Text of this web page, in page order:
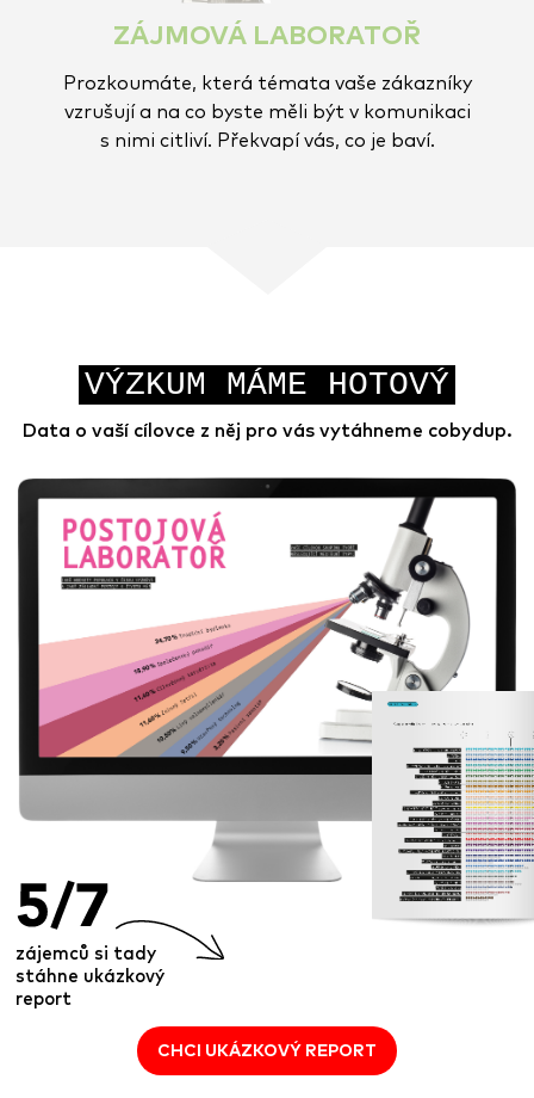
ZÁJMOVÁ LABORATOŘ
Prozkoumáte, která témata vaše zákazníky
vzrušují a na co byste měli být v komunikaci
s nimi citliví. Překvapí vás, co je baví.
VÝZKUM MÁME HOTOVÝ
Data o vaší cílovce z něj pro vás vytáhneme cobydup.
CHCI UKÁZKOVÝ REPORT
zájemců si tady
stáhne ukázkový
report